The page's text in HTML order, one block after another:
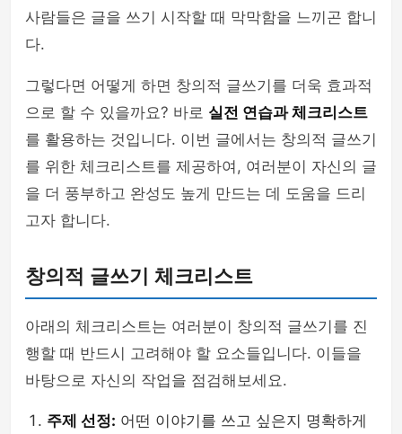
사람들은 글을 쓰기 시작할 때 막막함을 느끼곤 합니
다.
그렇다면 어떻게 하면 창의적 글쓰기를 더욱 효과적
으로 할 수 있을까요? 바로 실전 연습과 체크리스트
를 활용하는 것입니다. 이번 글에서는 창의적 글쓰기
를 위한 체크리스트를 제공하여, 여러분이 자신의 글
을 더 풍부하고 완성도 높게 만드는 데 도움을 드리
고자 합니다.
창의적 글쓰기 체크리스트
아래의 체크리스트는 여러분이 창의적 글쓰기를 진
행할 때 반드시 고려해야 할 요소들입니다. 이들을
바탕으로 자신의 작업을 점검해보세요.
주제 선정: 어떤 이야기를 쓰고 싶은지 명확하게